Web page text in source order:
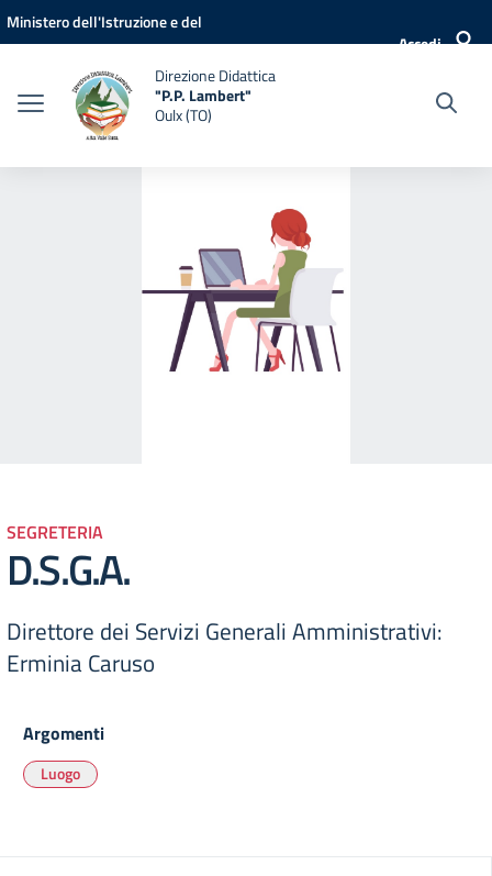
Vai ai contenuti
Vai al menu di navigazione
Vai al footer
Ministero dell'Istruzione e del
Accedi
Direzione Didattica
"P.P. Lambert"
Oulx (TO)
SEGRETERIA
D.S.G.A.
Direttore dei Servizi Generali Amministrativi:
Erminia Caruso
Argomenti
Luogo